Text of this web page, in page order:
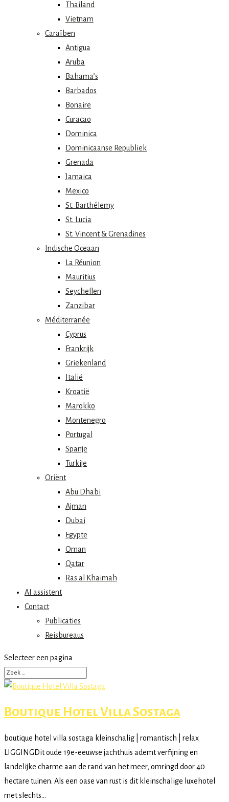
Thailand
Vietnam
Caraïben
Antigua
Aruba
Bahama’s
Barbados
Bonaire
Curacao
Dominica
Dominicaanse Republiek
Grenada
Jamaica
Mexico
St. Barthélemy
St. Lucia
St. Vincent & Grenadines
Indische Oceaan
La Réunion
Mauritius
Seychellen
Zanzibar
Méditerranée
Cyprus
Frankrijk
Griekenland
Italië
Kroatië
Marokko
Montenegro
Portugal
Spanje
Turkije
Oriënt
Abu Dhabi
Ajman
Dubai
Egypte
Oman
Qatar
Ras al Khaimah
AI assistent
Contact
Publicaties
Reisbureaus
Selecteer een pagina
Boutique Hotel Villa Sostaga
boutique hotel villa sostaga kleinschalig | romantisch | relax
LIGGINGDit oude 19e-eeuwse jachthuis ademt verfijning en
landelijke charme aan de rand van het meer, omringd door 40
hectare tuinen. Als een oase van rust is dit kleinschalige luxehotel
met slechts...